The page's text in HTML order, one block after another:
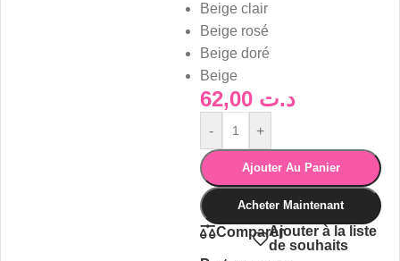
Beige clair
Beige rosé
Beige doré
Beige
د.ت
- +
Ajouter Au Panier
Acheter Maintenant
ComparerAjouter à la liste
de souhaits